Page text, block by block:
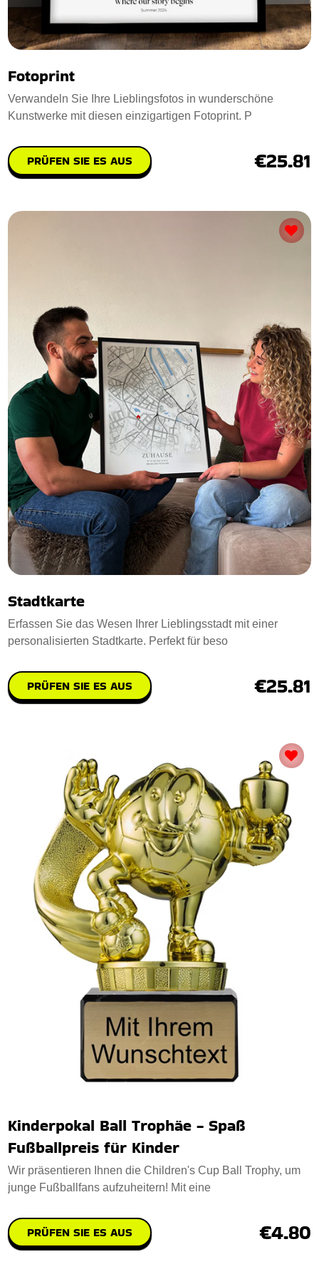
Fotoprint
Verwandeln Sie Ihre Lieblingsfotos in wunderschöne
Kunstwerke mit diesen einzigartigen Fotoprint. P
PRÜFEN SIE ES AUS €25.81
Stadtkarte
Erfassen Sie das Wesen Ihrer Lieblingsstadt mit einer
personalisierten Stadtkarte. Perfekt für beso
PRÜFEN SIE ES AUS €25.81
Kinderpokal Ball Trophäe - Spaß
Fußballpreis für Kinder
Wir präsentieren Ihnen die Children's Cup Ball Trophy, um
junge Fußballfans aufzuheitern! Mit eine
PRÜFEN SIE ES AUS €4.80